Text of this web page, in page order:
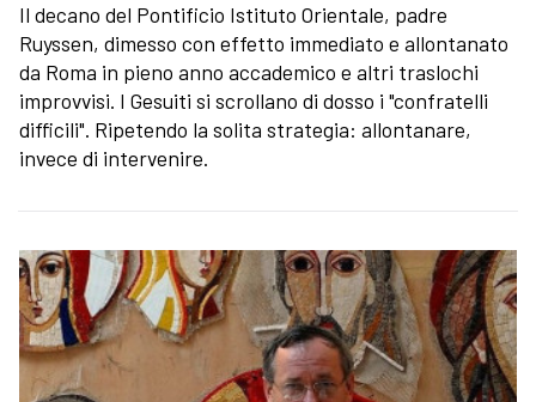
Il decano del Pontificio Istituto Orientale, padre
Ruyssen, dimesso con effetto immediato e allontanato
da Roma in pieno anno accademico e altri traslochi
improvvisi. I Gesuiti si scrollano di dosso i "confratelli
difficili". Ripetendo la solita strategia: allontanare,
invece di intervenire.